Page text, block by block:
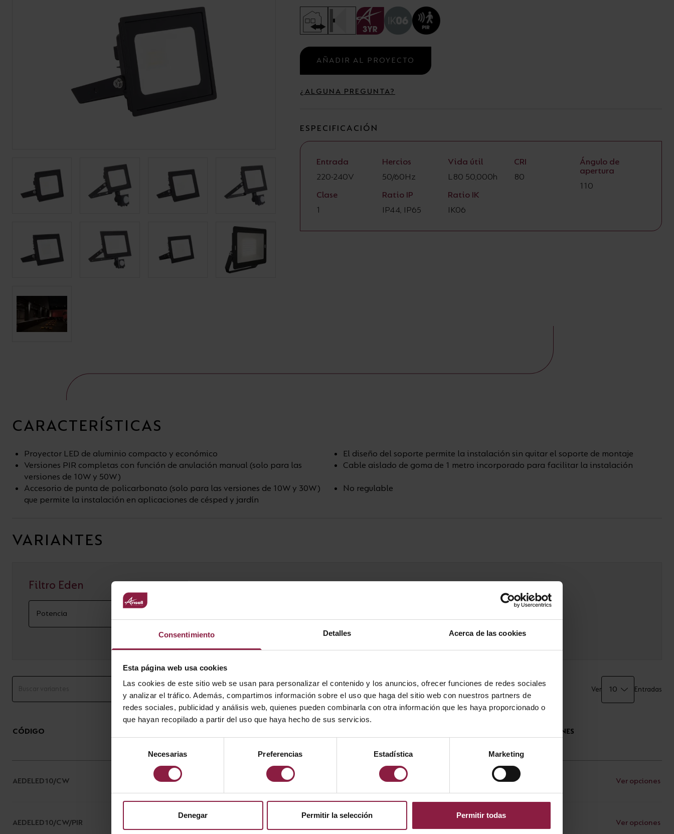
Consentimiento Detalles Acerca de las cookies
Esta página web usa cookies
Las cookies de este sitio web se usan para personalizar el contenido y los anuncios, ofrecer funciones de redes sociales
y analizar el tráfico. Además, compartimos información sobre el uso que haga del sitio web con nuestros partners de
redes sociales, publicidad y análisis web, quienes pueden combinarla con otra información que les haya proporcionado o
que hayan recopilado a partir del uso que haya hecho de sus servicios.
consentimiento
Necesarias Preferencias Estadística Marketing
Denegar Permitir la selección Permitir todas
Estancas y Regletas
AÑADIR AL PROYECTO
¿ALGUNA PREGUNTA?
ESPECIFICACIÓN
Entrada
220-240V
Hercios
50/60Hz
Vida útil
L80 50,000h
CRI
80
Ángulo de
apertura
110
Clase
1
Ratio IP
IP44, IP65
Ratio IK
IK06
CARACTERÍSTICAS
Proyector LED de aluminio compacto y económico
El diseño del soporte permite la instalación sin quitar el soporte de montaje
Versiones PIR completas con función de anulación manual (solo para las
versiones de 10W y 50W)
Cable aislado de goma de 1 metro incorporado para facilitar la instalación
Accesorio de punta de policarbonato (solo para las versiones de 10W y 30W)
que permite la instalación en aplicaciones de césped y jardín
No regulable
VARIANTES
Filtro Eden
Ver Entradas
CÓDIGO
ESPECIFICACIONES
AEDELED10/CW
Proyector LED EDEN 10W
950lm 95lm/W Documentos Ver opciones
AEDELED10/CW/PIR
Proyector LED EDEN 10W
PIR 4000K
Ver opciones